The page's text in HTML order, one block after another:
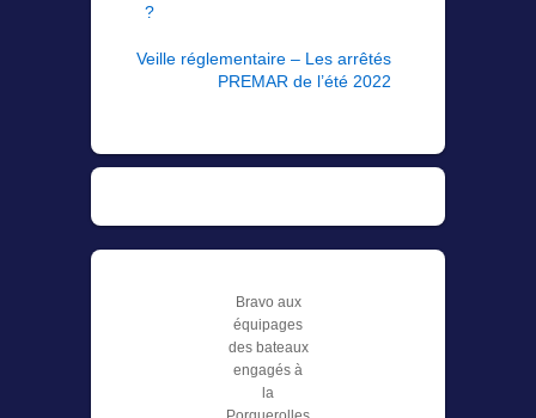
?
Veille réglementaire – Les arrêtés
PREMAR de l’été 2022
Bravo aux
équipages
des bateaux
engagés à
la
Porquerolles